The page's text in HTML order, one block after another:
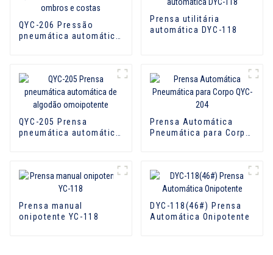
QYC-206 Pressão
pneumática automática
Prensa utilitária
automática DYC-118
QYC-205 Prensa
pneumática automática
Prensa Automática
Pneumática para Corpo
Prensa manual
onipotente YC-118
DYC-118(46#) Prensa
Automática Onipotente